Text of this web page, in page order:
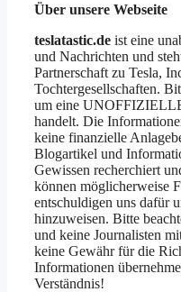
Über unsere Webseite
teslatastic.de ist eine
und Nachrichten und
Partnerschaft zu Tesla,
Tochtergesellschaften.
um eine
handelt. Die
keine finanzielle
Blogartikel und
Gewissen recherchiert
können möglicherweise
entschuldigen uns dafür
hinzuweisen. Bitte
und keine Journalisten
keine Gewähr für die
Informationen
Verständnis!